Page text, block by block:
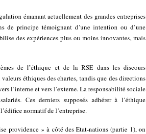
émanant actuellement des grandes entreprises
de principe témoignant d’une intention ou d’une
des expériences plus ou moins innovantes, mais
de l’éthique et de la RSE dans les discours
éthiques des chartes, tandis que des directions
l’interne et vers l’externe. La responsabilité sociale
Ces derniers supposés adhérer à l’éthique
normatif de l’entreprise.
providence » à côté des Etat-nations (partie 1), on